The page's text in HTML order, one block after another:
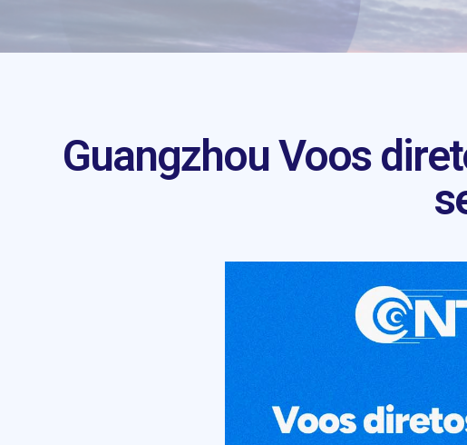
Guangzhou Voos